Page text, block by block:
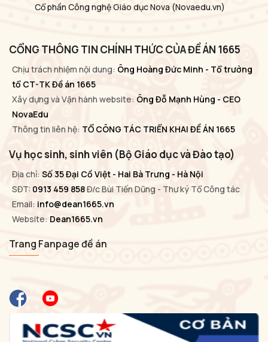
Cổ phần Công nghệ Giáo dục Nova (Novaedu.vn)
CỔNG THÔNG TIN CHÍNH THỨC CỦA ĐỀ ÁN 1665
Chịu trách nhiệm nội dung: Ông Hoàng Đức Minh - Tổ trưởng
tổ CT-TK Đề án 1665
Xây dựng và Vận hành website: Ông Đỗ Mạnh Hùng - CEO
NovaEdu
Thông tin liên hệ: TỔ CÔNG TÁC TRIỂN KHAI ĐỀ ÁN 1665
Vụ học sinh, sinh viên (Bộ Giáo dục và Đào tạo)
Địa chỉ: Số 35 Đại Cồ Việt - Hai Bà Trưng - Hà Nội
SĐT: 0913 459 858Đ/c Bùi Tiến Dũng - Thư ký Tổ Công tác
Email: info@dean1665.vn
Website: Dean1665.vn
Trang Fanpage đề án